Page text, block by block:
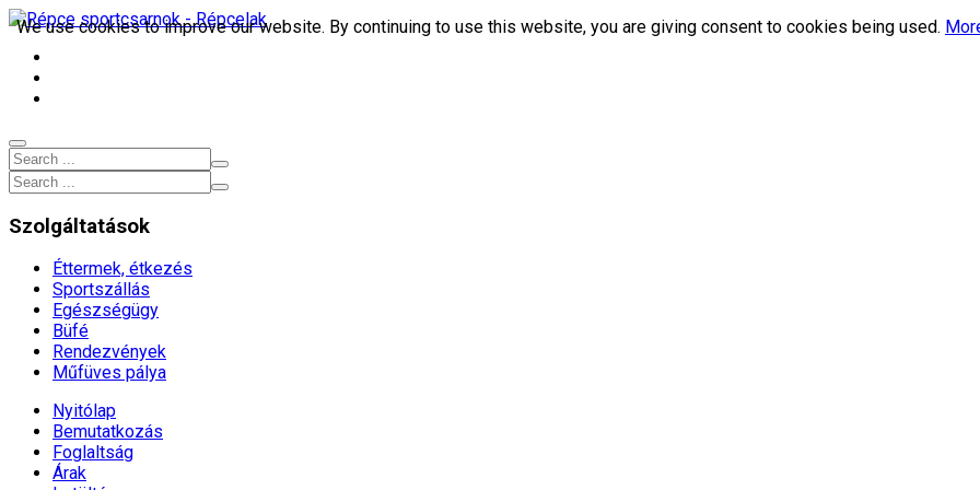
Szolgáltatások
Éttermek, étkezés
Sportszállás
Egészségügy
Büfé
Rendezvények
Műfüves pálya
Nyitólap
Bemutatkozás
Foglaltság
Árak
We use cookies to improve our website. By continuing to use this website, you are giving consent to cookies being used.